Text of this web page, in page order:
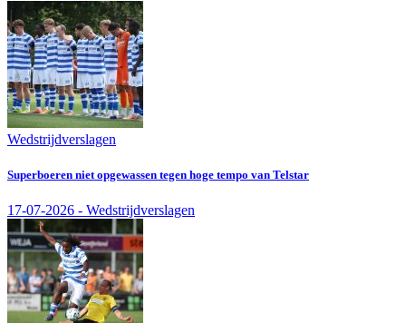
Wedstrijdverslagen
Superboeren niet opgewassen tegen hoge tempo van Telstar
17-07-2026 - Wedstrijdverslagen